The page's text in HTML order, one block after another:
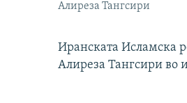
Алиреза Тангсири
Иранската Исламска
Алиреза Тангсири во